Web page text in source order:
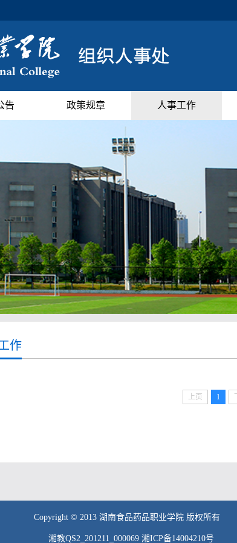
告 政策规章 人事工作
作
上页 1
Copyright © 2013 湖南食品药品职业学院 版权所有
湘教QS2_201211_000069 湘ICP备14004210号